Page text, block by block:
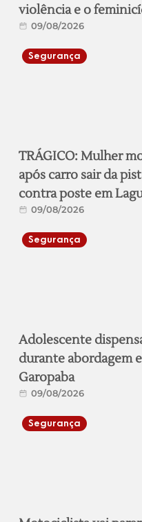
violência e o
09/08/2026
Segurança
TRÁGICO: Mulher
após carro sair da
contra poste em
09/08/2026
Segurança
Adolescente
durante abordagem
Garopaba
09/08/2026
Segurança